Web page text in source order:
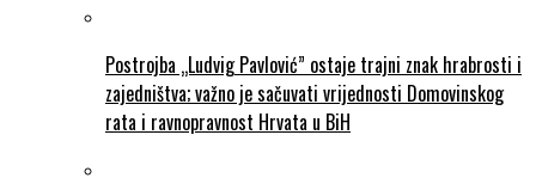
Postrojba „Ludvig Pavlović” ostaje trajni znak hrabrosti i
zajedništva; važno je sačuvati vrijednosti Domovinskog
rata i ravnopravnost Hrvata u BiH